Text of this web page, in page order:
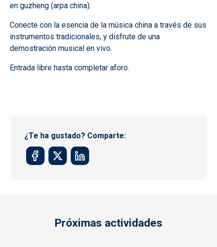
en guzheng (arpa china).
Conecte con la esencia de la música china a través de sus
instrumentos tradicionales, y disfrute de una
demostración musical en vivo.
Entrada libre hasta completar aforo.
¿Te ha gustado? Comparte:
Próximas actividades